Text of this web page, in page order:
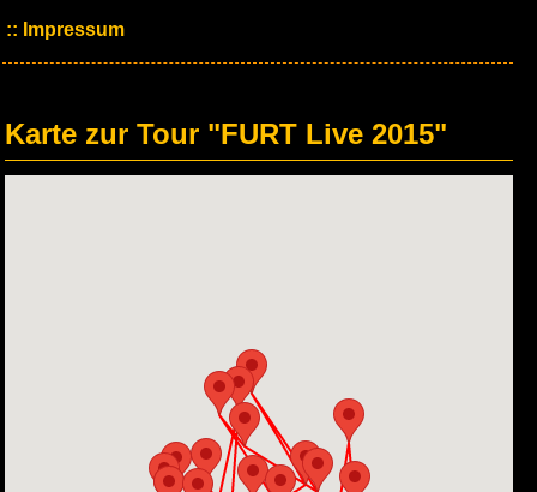
Impressum
Karte zur Tour "FURT Live 2015"